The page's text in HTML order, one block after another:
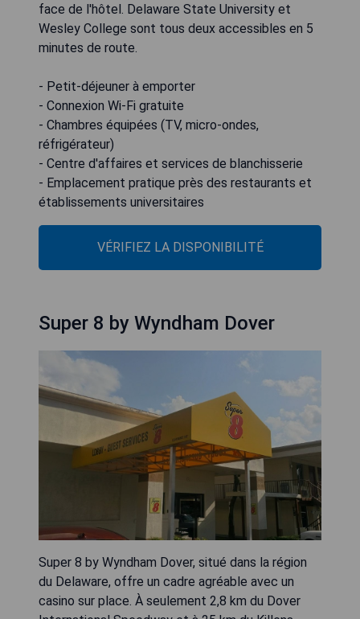
face de l'hôtel. Delaware State University et
Wesley College sont tous deux accessibles en 5
minutes de route.
- Petit-déjeuner à emporter
- Connexion Wi-Fi gratuite
- Chambres équipées (TV, micro-ondes,
réfrigérateur)
- Centre d'affaires et services de blanchisserie
- Emplacement pratique près des restaurants et
établissements universitaires
VÉRIFIEZ LA DISPONIBILITÉ
Super 8 by Wyndham Dover
Super 8 by Wyndham Dover, situé dans la région
du Delaware, offre un cadre agréable avec un
casino sur place. À seulement 2,8 km du Dover